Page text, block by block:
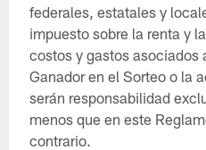
federales, estatales y
impuesto sobre la renta y
costos y gastos asociados
Ganador en el Sorteo o la
serán responsabilidad
menos que en este
contrario.